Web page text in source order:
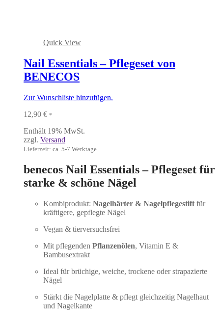
Quick View
Nail Essentials – Pflegeset von
BENECOS
Zur Wunschliste hinzufügen.
12,90 € *
Enthält 19% MwSt.
zzgl. Versand
Lieferzeit: ca. 5-7 Werktage
benecos Nail Essentials – Pflegeset für
starke & schöne Nägel
Kombiprodukt: Nagelhärter & Nagelpflegestift für
kräftigere, gepflegte Nägel
Vegan & tierversuchsfrei
Mit pflegenden Pflanzenölen, Vitamin E &
Bambusextrakt
Ideal für brüchige, weiche, trockene oder strapazierte
Nägel
Stärkt die Nagelplatte & pflegt gleichzeitig Nagelhaut
und Nagelkante